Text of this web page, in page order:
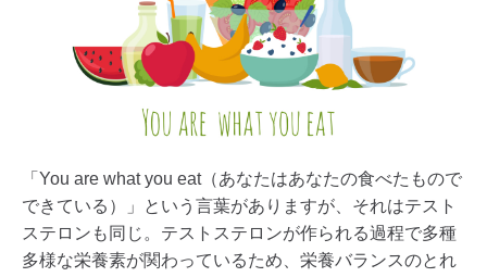
「You are what you eat（あなたはあなたの食べたもので
できている）」という言葉がありますが、それはテスト
ステロンも同じ。テストステロンが作られる過程で多種
多様な栄養素が関わっているため、栄養バランスのとれ